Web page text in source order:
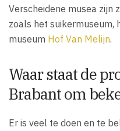
Verscheidene musea zijn
zoals het suikermuseum,
museum Hof Van Melijn.
Waar staat de
Brabant om
Er is veel te doen en te